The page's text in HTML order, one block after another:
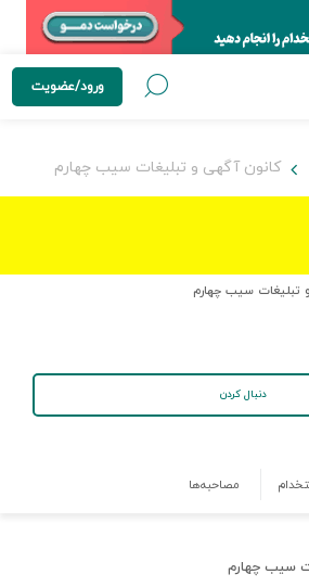
ورود/عضویت
کانون آگهی و تبلیغات سیب چهارم
تبلیغات سیب چهارم
دنبال کردن
مصاحبه‌ها
سیب چهارم